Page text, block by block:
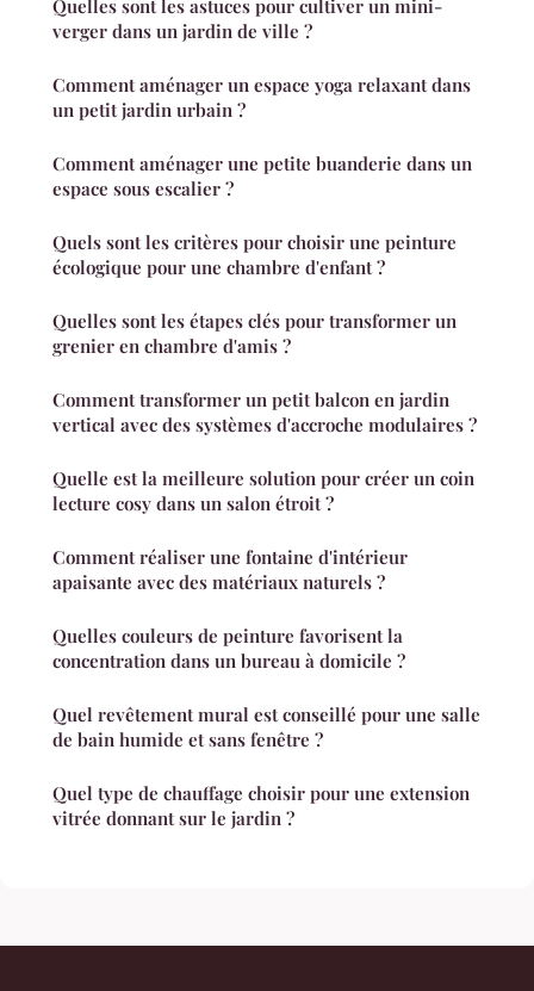
Quelles sont les astuces pour cultiver un mini-
verger dans un jardin de ville ?
Comment aménager un espace yoga relaxant dans
un petit jardin urbain ?
Comment aménager une petite buanderie dans un
espace sous escalier ?
Quels sont les critères pour choisir une peinture
écologique pour une chambre d'enfant ?
Quelles sont les étapes clés pour transformer un
grenier en chambre d'amis ?
Comment transformer un petit balcon en jardin
vertical avec des systèmes d'accroche modulaires ?
Quelle est la meilleure solution pour créer un coin
lecture cosy dans un salon étroit ?
Comment réaliser une fontaine d'intérieur
apaisante avec des matériaux naturels ?
Quelles couleurs de peinture favorisent la
concentration dans un bureau à domicile ?
Quel revêtement mural est conseillé pour une salle
de bain humide et sans fenêtre ?
Quel type de chauffage choisir pour une extension
vitrée donnant sur le jardin ?